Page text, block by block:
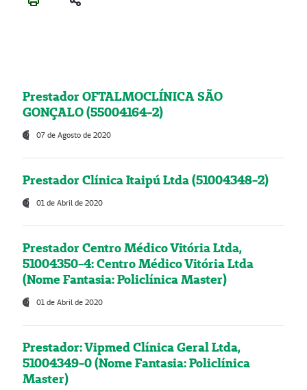
Prestador OFTALMOCLÍNICA SÃO
GONÇALO (55004164-2)
07 de Agosto de 2020
Prestador Clínica Itaipú Ltda (51004348-2)
01 de Abril de 2020
Prestador Centro Médico Vitória Ltda,
51004350-4: Centro Médico Vitória Ltda
(Nome Fantasia: Policlínica Master)
01 de Abril de 2020
Prestador: Vipmed Clínica Geral Ltda,
51004349-0 (Nome Fantasia: Policlínica
Master)